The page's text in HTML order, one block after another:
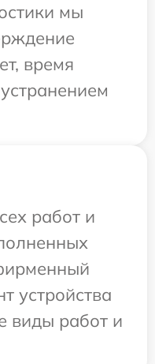
мы
время
работ и
устройства
виды работ и